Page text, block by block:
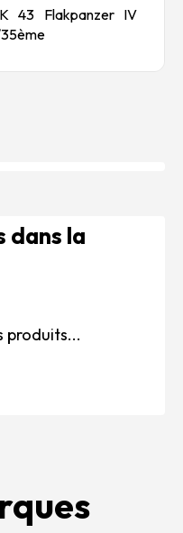
43 Flakpanzer IV
dans la
produits...